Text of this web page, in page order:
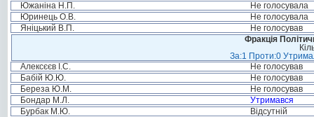
Южаніна Н.П.
Не голосувала
Юринець О.В.
Не голосувала
Яніцький В.П.
Не голосував
Фракція
За:1 Проти:0
Алексєєв І.С.
Не голосував
Бабій Ю.Ю.
Не голосував
Береза Ю.М.
Не голосував
Бондар М.Л.
Утримався
Бурбак М.Ю.
Відсутній